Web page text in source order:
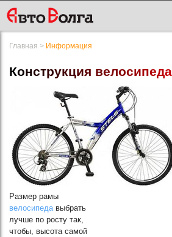
(831)
432-
56-
56
Главная > Информация
Конструкция велосипеда
Размер рамы
велосипеда выбрать
лучше по росту так,
чтобы, высота самой